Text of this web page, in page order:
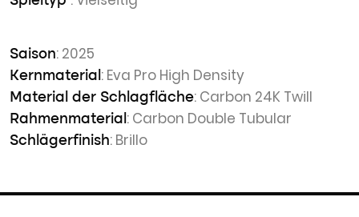
Saison: 2025
Kernmaterial : Eva Pro High Density
Material der Schlagfläche: Carbon 24K Twill
Rahmenmaterial : Carbon Double Tubular
Schlägerfinish: Brillo